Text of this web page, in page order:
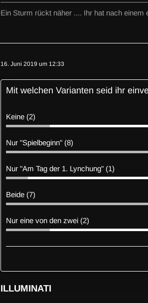
Ein Sturm rückt näher .... Ihr hat nach
16. Juni 2019 um 12:33
Mit welchen Varianten seid ihr
Keine (2)
Nur "Spielbeginn" (8)
Nur "Am Tag der 1. Lynchung" (1)
Beide (7)
Nur eine von den zwei (2)
ILLUMINATI